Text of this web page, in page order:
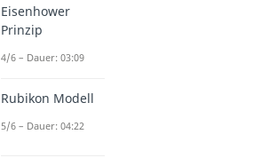
Eisenhower
Prinzip
4/6 – Dauer: 03:09
Rubikon Modell
5/6 – Dauer: 04:22